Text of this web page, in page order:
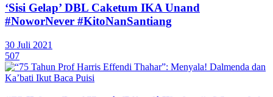
‘Sisi Gelap’ DBL Caketum IKA Unand
#NoworNever #KitoNanSantiang
30 Juli 2021
507